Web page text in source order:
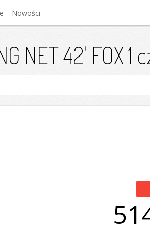
Nowości
NET 42' FOX 1